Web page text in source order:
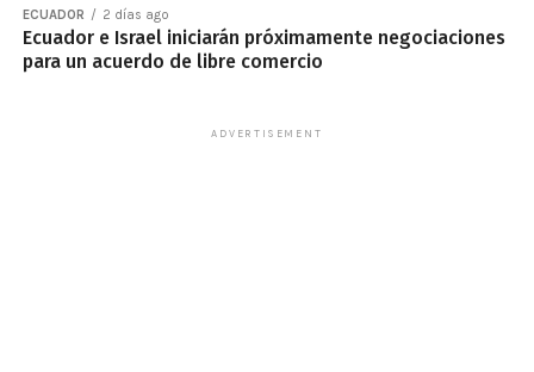
Ecuador e Israel iniciarán próximamente negociaciones
para un acuerdo de libre comercio